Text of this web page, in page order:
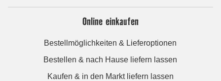
Online einkaufen
Bestellmöglichkeiten & Lieferoptionen
Bestellen & nach Hause liefern lassen
Kaufen & in den Markt liefern lassen